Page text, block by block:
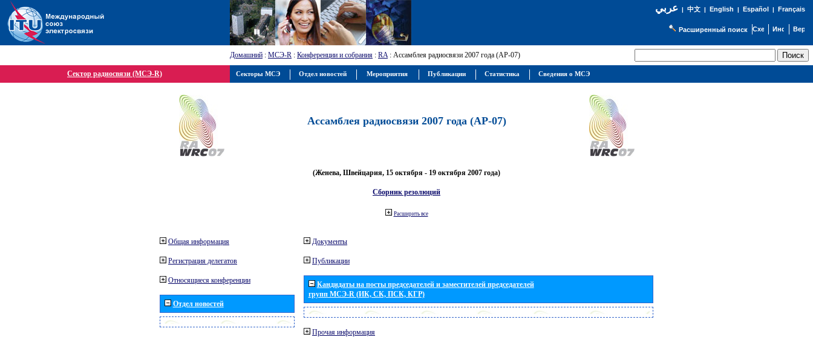
عربي| 中文| English | Español | Français
Расширенный поиск
Домашний : МСЭ-R : Конференции и собрания : RA: Ассамблея радиосвязи 2007 года (АР-07)
Сектор радиосвязи (МСЭ-R)
Ассамблея радиосвязи 2007 года (АР-07)
(Женева, Швейцария, 15 октября - 19 октября 2007 года)
Сборник резолюций
Расширить все
Общая информация
Регистрация делегатов
Относящиеся конференции
Отдел новостей
Документы
Публикации
Кандидаты на посты председателей и заместителей председателей
групп МСЭ-R (ИК, СК, ПСК, КГР)
Прочая информация
Секторы МСЭ Отдел новостей Мероприятия Публикации Статистика Сведения о МСЭ